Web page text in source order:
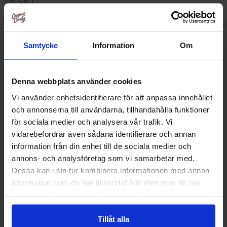
Samtycke Information Om
Denna webbplats använder cookies
Vi använder enhetsidentifierare för att anpassa innehållet
och annonserna till användarna, tillhandahålla funktioner
för sociala medier och analysera vår trafik. Vi
vidarebefordrar även sådana identifierare och annan
information från din enhet till de sociala medier och
annons- och analysföretag som vi samarbetar med.
Dessa kan i sin tur kombinera informationen med annan
information som du har tillhandahållit eller som de har
Tillåt alla
Muut pitivät
Quaker Oats So Simple Variety 297g